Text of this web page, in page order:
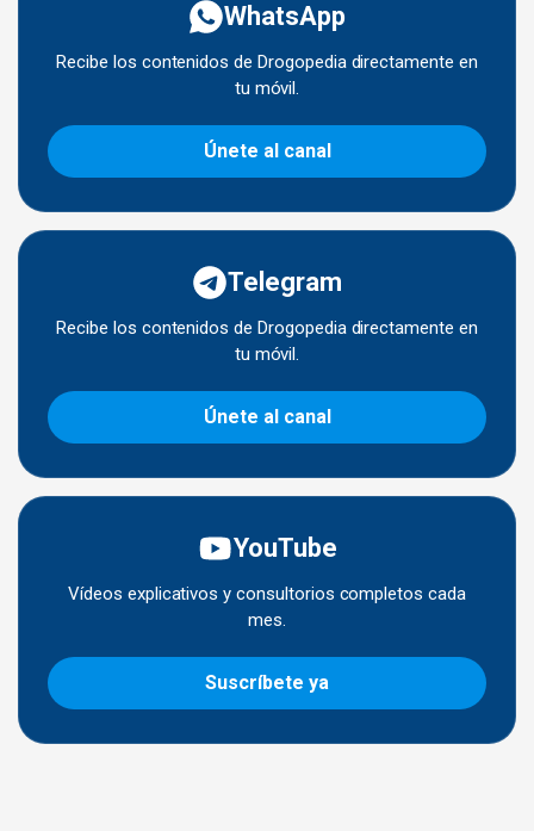
WhatsApp
Recibe los contenidos de Drogopedia directamente en
tu móvil.
Únete al canal
Telegram
Recibe los contenidos de Drogopedia directamente en
tu móvil.
Únete al canal
YouTube
Vídeos explicativos y consultorios completos cada
mes.
Suscríbete ya